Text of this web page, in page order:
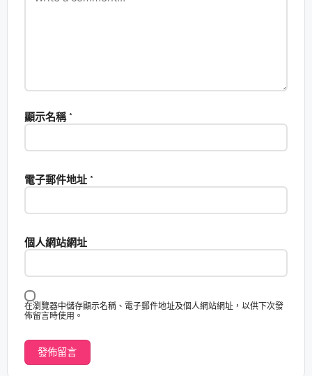
顯示名稱 *
電子郵件地址 *
個人網站網址
在瀏覽器中儲存顯示名稱、電子郵件地址及個人網站網址，以供下次發
佈留言時使用。